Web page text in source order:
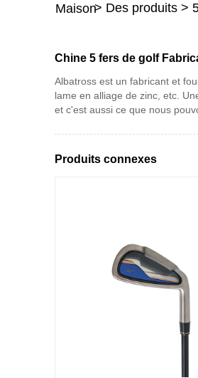
Maison> Des produits >
Chine 5 fers de golf
Albatross est un fabricant et
lame en alliage de zinc, etc.
et c'est aussi ce que nous
Produits connexes